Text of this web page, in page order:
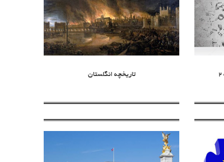
تاریخچه انگلستان